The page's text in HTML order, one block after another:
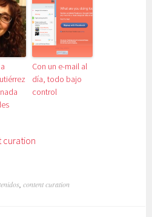
Con un e-mail al
día, todo bajo
control
curation
,content curation